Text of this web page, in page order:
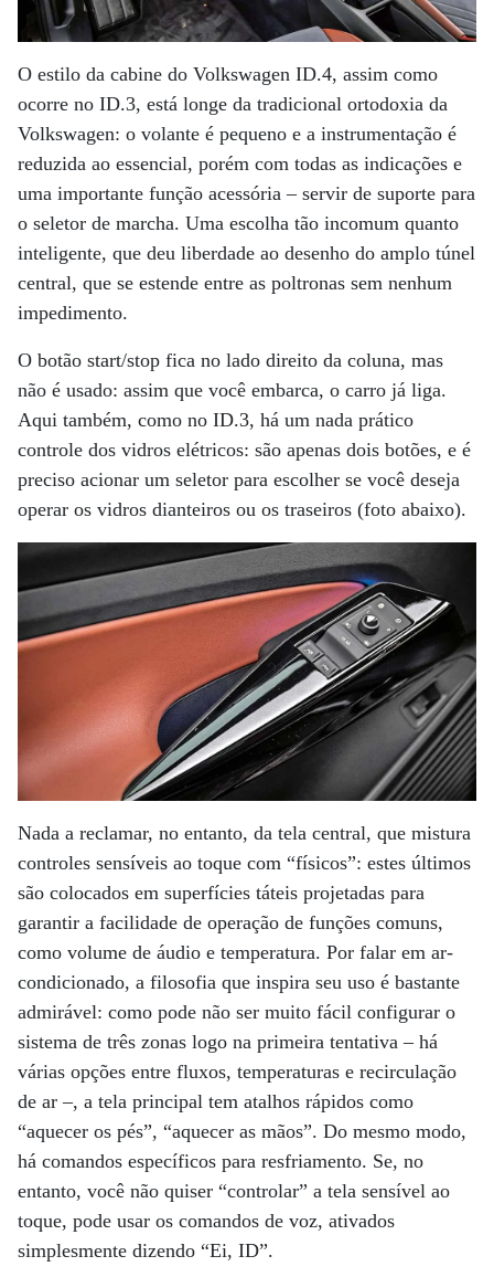
O estilo da cabine do Volkswagen ID.4, assim como
ocorre no ID.3, está longe da tradicional ortodoxia da
Volkswagen: o volante é pequeno e a instrumentação é
reduzida ao essencial, porém com todas as indicações e
uma importante função acessória – servir de suporte para
o seletor de marcha. Uma escolha tão incomum quanto
inteligente, que deu liberdade ao desenho do amplo túnel
central, que se estende entre as poltronas sem nenhum
impedimento.
O botão start/stop fica no lado direito da coluna, mas
não é usado: assim que você embarca, o carro já liga.
Aqui também, como no ID.3, há um nada prático
controle dos vidros elétricos: são apenas dois botões, e é
preciso acionar um seletor para escolher se você deseja
operar os vidros dianteiros ou os traseiros (foto abaixo).
Nada a reclamar, no entanto, da tela central, que mistura
controles sensíveis ao toque com “físicos”: estes últimos
são colocados em superfícies táteis projetadas para
garantir a facilidade de operação de funções comuns,
como volume de áudio e temperatura. Por falar em ar-
condicionado, a filosofia que inspira seu uso é bastante
admirável: como pode não ser muito fácil configurar o
sistema de três zonas logo na primeira tentativa – há
várias opções entre fluxos, temperaturas e recirculação
de ar –, a tela principal tem atalhos rápidos como
“aquecer os pés”, “aquecer as mãos”. Do mesmo modo,
há comandos específicos para resfriamento. Se, no
entanto, você não quiser “controlar” a tela sensível ao
toque, pode usar os comandos de voz, ativados
simplesmente dizendo “Ei, ID”.